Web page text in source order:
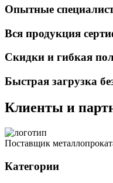
Опытные
Вся продукция
Скидки и гибкая
Быстрая загрузка
Клиенты и
Поставщик
Категории